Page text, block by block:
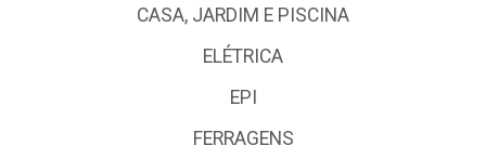
CASA, JARDIM E PISCINA
ELÉTRICA
EPI
FERRAGENS